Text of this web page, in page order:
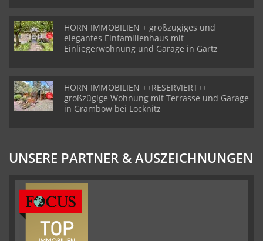
HORN IMMOBILIEN + großzügiges und
elegantes Einfamilienhaus mit
Einliegerwohnung und Garage in Gartz
HORN IMMOBILIEN ++RESERVIERT++
großzügige Wohnung mit Terrasse und Garage
in Grambow bei Löcknitz
UNSERE PARTNER & AUSZEICHNUNGEN